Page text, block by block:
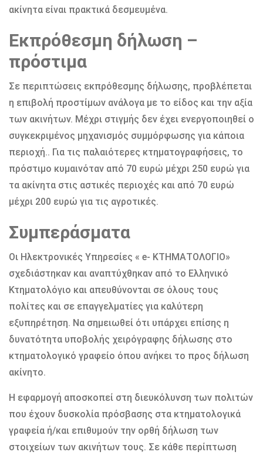
ακίνητα είναι πρακτικά δεσμευμένα.
Εκπρόθεσμη δήλωση –
πρόστιμα
Σε περιπτώσεις εκπρόθεσμης δήλωσης, προβλέπεται
η επιβολή προστίμων ανάλογα με το είδος και την αξία
των ακινήτων. Μέχρι στιγμής δεν έχει ενεργοποιηθεί ο
συγκεκριμένος μηχανισμός συμμόρφωσης για κάποια
περιοχή.. Για τις παλαιότερες κτηματογραφήσεις, το
πρόστιμο κυμαινόταν από 70 ευρώ μέχρι 250 ευρώ για
τα ακίνητα στις αστικές περιοχές και από 70 ευρώ
μέχρι 200 ευρώ για τις αγροτικές.
Συμπεράσματα
Οι Ηλεκτρονικές Υπηρεσίες « e- ΚΤΗΜΑΤΟΛΟΓΙΟ»
σχεδιάστηκαν και αναπτύχθηκαν από το Ελληνικό
Κτηματολόγιο και απευθύνονται σε όλους τους
πολίτες και σε επαγγελματίες για καλύτερη
εξυπηρέτηση. Να σημειωθεί ότι υπάρχει επίσης η
δυνατότητα υποβολής χειρόγραφης δήλωσης στο
κτηματολογικό γραφείο όπου ανήκει το προς δήλωση
ακίνητο.
Η εφαρμογή αποσκοπεί στη διευκόλυνση των πολιτών
που έχουν δυσκολία πρόσβασης στα κτηματολογικά
γραφεία ή/και επιθυμούν την ορθή δήλωση των
στοιχείων των ακινήτων τους. Σε κάθε περίπτωση